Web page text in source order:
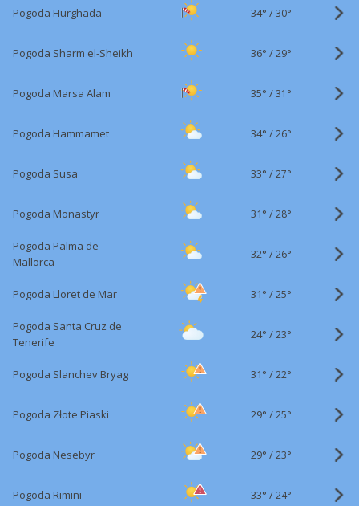
Pogoda Hurghada 34° /30°
Pogoda Sharm el-Sheikh 36° /29°
Pogoda Marsa Alam 35° /31°
Pogoda Hammamet 34° /26°
Pogoda Susa 33° /27°
Pogoda Monastyr 31° /28°
Pogoda Palma de
Mallorca
32° /26°
Pogoda Lloret de Mar 31° /25°
Pogoda Santa Cruz de
Tenerife
24° /23°
Pogoda Slanchev Bryag 31° /22°
Pogoda Złote Piaski 29° /25°
Pogoda Nesebyr 29° /23°
Pogoda Rimini 33° /24°